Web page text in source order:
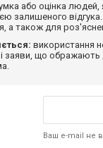
або оцінка
залишеного
а також для
використання
заяви, що ображають
Ваш e-mail не